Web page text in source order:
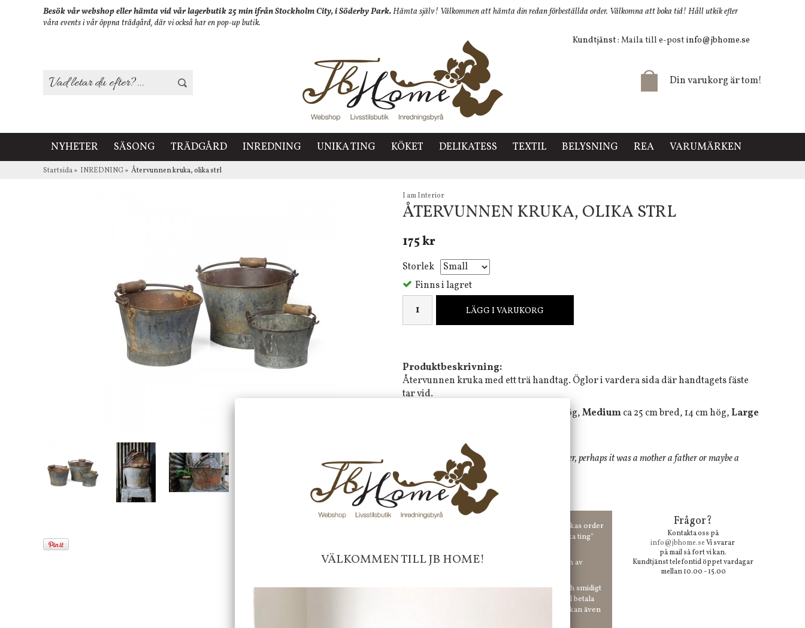
Besök vår webshop eller hämta vid vår lagerbutik 25 min ifrån Stockholm City, i Söderby Park.Hämta själv! Välkommen att hämta din redan förbeställda order. Välkomna att boka tid! Håll utkik efter
våra events i vår öppna trädgård, där vi också har en pop-up butik.
Kundtjänst: Maila till e-post info@jbhome.se
Din varukorg är tom!
NYHETER SÄSONG TRÄDGÅRD INREDNING UNIKA TING KÖKET DELIKATESS TEXTIL BELYSNING REA VARUMÄRKEN
Startsida» INREDNING» Återvunnen kruka, olika strl
I am Interior
ÅTERVUNNEN KRUKA, OLIKA STRL
175 kr
Storlek
Finns i lagret
LÄGG I VARUKORG
Produktbeskrivning:
Återvunnen kruka med ett trä handtag. Öglor i vardera sida där handtagets fäste
tar vid.
ca 20 cm bred och 10 cm hög,Mediumca 25 cm bred, 14 cm hög,Large
"Once upon a time this item belonged to another, perhaps it was a mother a father or maybe a
brother. Congrats for bying a recycled item"
Frakt 99 kr, handlar du över 2000 kr skickas order
fraktfritt. 100 kr - 400 kr i frakt för våra "unika ting"
10 % rabatt på din första order vid anmälan av
Faktura 0 kr. Hos oss betalar du enkelt och smidigt
med KLARNA CHECKOUT. Välj själv hur du vill betala
mellan alla Klarnas betalningstjänster. Och du kan även
Frågor?
Kontakta oss på
info@jbhome.seVi svarar
på mail så fort vi kan.
Kundtjänst telefontid öppet vardagar
mellan 10.00 - 15.00
VÄLKOMMEN TILL JB HOME!